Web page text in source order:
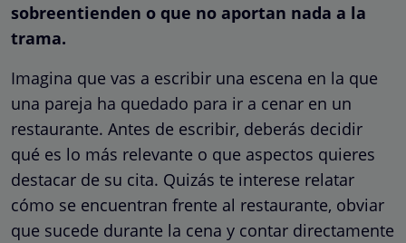
sobreentienden o que no aportan nada a la
trama.
Imagina que vas a escribir una escena en la que
una pareja ha quedado para ir a cenar en un
restaurante. Antes de escribir, deberás decidir
qué es lo más relevante o que aspectos quieres
destacar de su cita. Quizás te interese relatar
cómo se encuentran frente al restaurante, obviar
que sucede durante la cena y contar directamente